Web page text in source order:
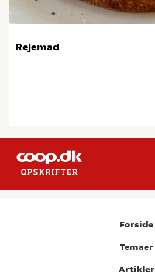
Rejemad
Forside
Temaer
Artikler